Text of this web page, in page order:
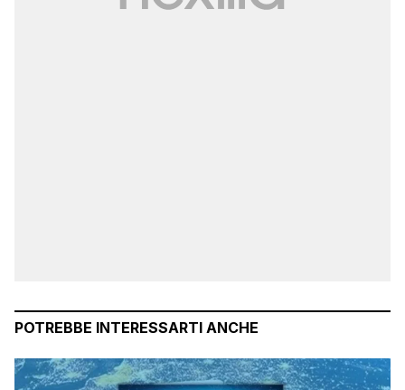
POTREBBE INTERESSARTI ANCHE